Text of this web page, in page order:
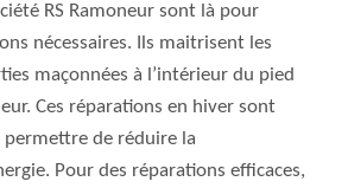
RS Ramoneur sont là pour
nécessaires. Ils maitrisent les
maçonnées à l’intérieur du pied
Ces réparations en hiver sont
permettre de réduire la
Pour des réparations efficaces,